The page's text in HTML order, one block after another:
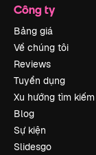
Công ty
Bảng giá
Về chúng tôi
Reviews
Tuyển dụng
Xu hướng tìm kiếm
Blog
Sự kiện
Slidesgo